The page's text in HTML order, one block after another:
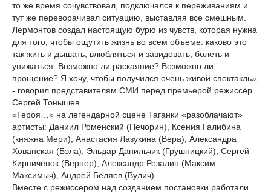
то же время сочувствовал, подключался к переживаниям и
тут же переворачивал ситуацию, выставляя все смешным.
Лермонтов создал настоящую бурю из чувств, которая нужна
для того, чтобы ощутить жизнь во всем объеме: каково это
так жить и дышать, влюбляться и завидовать, болеть и
унижаться. Возможно ли раскаяние? Возможно ли
прощение? Я хочу, чтобы получился очень живой спектакль»,
- говорил представителям СМИ перед премьерой режиссёр
Сергей Тонышев.
«Героя…» на легендарной сцене Таганки «разоблачают»
артисты: Даниил Роменский (Печорин), Ксения Галибина
(княжна Мери), Анастасия Лазукина (Вера), Александра
Хованская (Бэла), Эльдар Данильчик (Грушницкий), Сергей
Кирпиченок (Вернер), Александр Резалин (Максим
Максимыч), Андрей Беляев (Вулич).
Вместе с режиссером над созданием постановки работали